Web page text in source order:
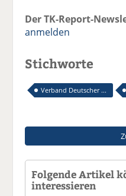
Der TK-Report-
anmelden
Stichworte
Verband Deutscher ...
Folgende Artikel
interessieren